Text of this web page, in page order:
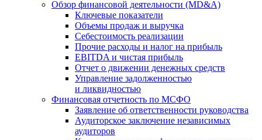
Обзор финансовой деятельности (MD&A)
Ключевые показатели
Объемы продаж и выручка
Себестоимость реализации
Прочие расходы и налог на прибыль
EBITDA и чистая прибыль
Отчет о движении денежных средств
Управление задолженностью
и ликвидностью
Финансовая отчетность по МСФО
Заявление об ответственности руководства
Аудиторское заключение независимых
аудиторов